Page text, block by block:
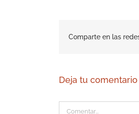
Comparte en las
Deja tu comentario